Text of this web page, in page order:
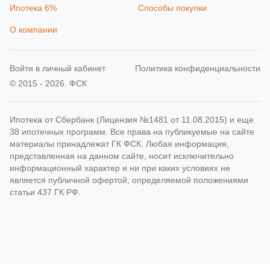
Ипотека 6% Способы покупки
О компании
© 2015 - 2026. ФСК
Политика конфиденциальности
Ипотека от Сбербанк (Лицензия №1481 от 11.08.2015) и еще
38 ипотечных программ. Все права на публикуемые на сайте
материалы принадлежат ГК ФСК. Любая информация,
представленная на данном сайте, носит исключительно
информационный характер и ни при каких условиях не
является публичной офертой, определяемой положениями
статьи 437 ГК РФ.
Войти в личный кабинет